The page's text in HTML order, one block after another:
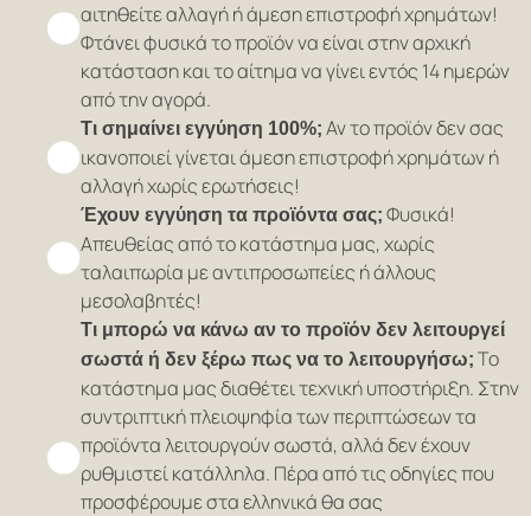
αιτηθείτε αλλαγή ή άμεση επιστροφή χρημάτων!
Φτάνει φυσικά το προϊόν να είναι στην αρχική
κατάσταση και το αίτημα να γίνει εντός 14 ημερών
από την αγορά.
Τι σημαίνει εγγύηση 100%; Αν το προϊόν δεν σας
ικανοποιεί γίνεται άμεση επιστροφή χρημάτων ή
αλλαγή χωρίς ερωτήσεις!
Έχουν εγγύηση τα προϊόντα σας; Φυσικά!
Απευθείας από το κατάστημα μας, χωρίς
ταλαιπωρία με αντιπροσωπείες ή άλλους
μεσολαβητές!
Τι μπορώ να κάνω αν το προϊόν δεν λειτουργεί
σωστά ή δεν ξέρω πως να το λειτουργήσω; Το
κατάστημα μας διαθέτει τεχνική υποστήριξη. Στην
συντριπτική πλειοψηφία των περιπτώσεων τα
προϊόντα λειτουργούν σωστά, αλλά δεν έχουν
ρυθμιστεί κατάλληλα. Πέρα από τις οδηγίες που
προσφέρουμε στα ελληνικά θα σας